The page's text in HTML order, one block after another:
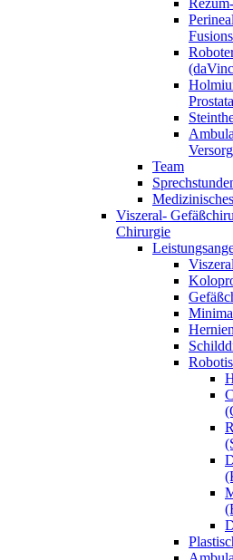
Team
Viszeral-
Chirurgie